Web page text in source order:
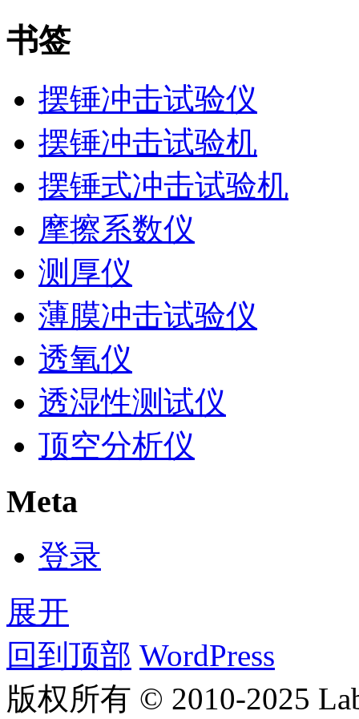
书签
摆锤冲击试验仪
摆锤冲击试验机
摆锤式冲击试验机
摩擦系数仪
测厚仪
薄膜冲击试验仪
透氧仪
透湿性测试仪
顶空分析仪
Meta
登录
展开
回到顶部 WordPress
版权所有 © 2010-2025